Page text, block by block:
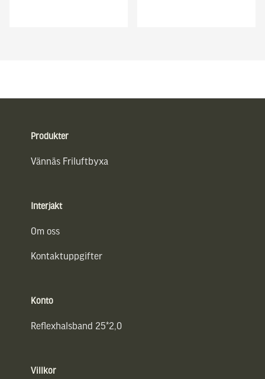
Produkter
Vännäs Friluftbyxa
Interjakt
Om oss
Kontaktuppgifter
Konto
Reflexhalsband 25*2,0
Villkor